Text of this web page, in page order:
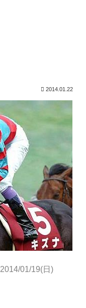
2014.01.22
2014/01/19(日)